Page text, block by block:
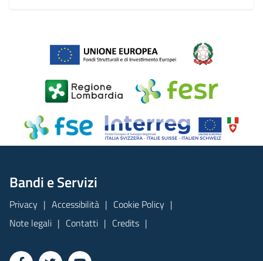
Bandi e Servizi
Privacy Accessibilità
Cookie Policy
Note legali
Contatti Credits